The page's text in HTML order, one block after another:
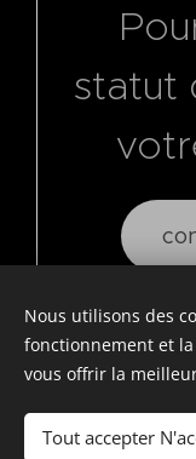
statut
© photostylist.it-
Nous utilisons des
fonctionnement et
vous offrir la
Tout accepter